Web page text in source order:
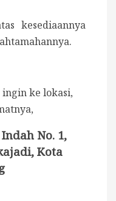
kesediaannya
ke lokasi,
No. 1,
Kota